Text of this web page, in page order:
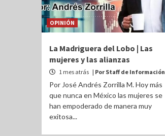
OPINIÓN
La Madriguera del Lobo | Las
mujeres y las alianzas
1 mes atrás | Por Staff de Información
Por José Andrés Zorrilla M. Hoy más
que nunca en México las mujeres se
han empoderado de manera muy
exitosa...